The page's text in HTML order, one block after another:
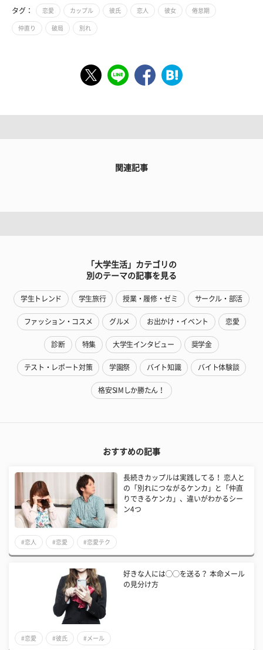
タグ： 恋愛 カップル 彼氏 恋人 彼女 倦怠期
仲直り 破局 別れ
関連記事
「大学生活」カテゴリの
別のテーマの記事を見る
学生トレンド 学生旅行 授業・履修・ゼミ サークル・部活
ファッション・コスメ グルメ お出かけ・イベント 恋愛
診断 特集 大学生インタビュー 奨学金
テスト・レポート対策 学園祭 バイト知識 バイト体験談
格安SIMしか勝たん！
おすすめの記事
長続きカップルは実践してる！ 恋人と
の「別れにつながるケンカ」と「仲直
りできるケンカ」、違いがわかるシー
ン4つ
#恋人 #恋愛 #恋愛テク
好きな人には◯◯を送る？ 本命メール
の見分け方
#恋愛 #彼氏 #メール